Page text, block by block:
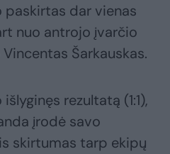
paskirtas dar vienas
nuo antrojo įvarčio
Šarkauskas.
rezultatą (1:1),
įrodė savo
skirtumas tarp ekipų